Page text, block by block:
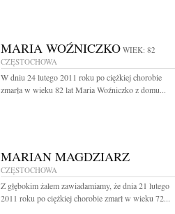
MARIA WOŹNICZKO WIEK: 82
CZĘSTOCHOWA
W dniu 24 lutego 2011 roku po ciężkiej chorobie
zmarła w wieku 82 lat Maria Woźniczko z domu...
MARIAN MAGDZIARZ
CZĘSTOCHOWA
Z głębokim żalem zawiadamiamy, że dnia 21 lutego
2011 roku po ciężkiej chorobie zmarł w wieku 72...